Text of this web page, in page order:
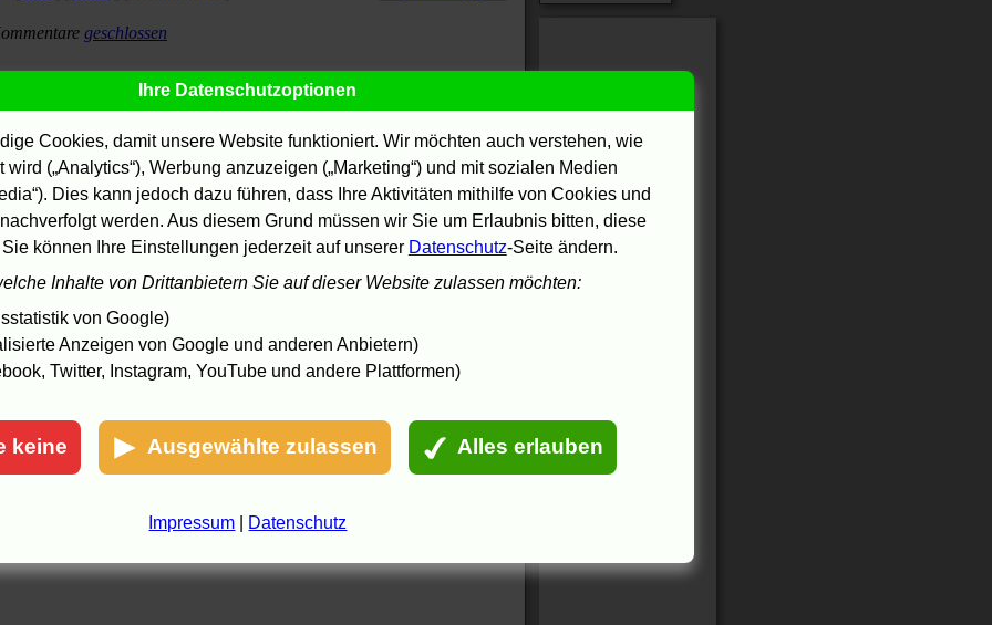
geschlossen
Ihre Datenschutzoptionen
Cookies, damit unsere Website funktioniert. Wir möchten auch verstehen, wie
(„Analytics“), Werbung anzuzeigen („Marketing“) und mit sozialen Medien
Dies kann jedoch dazu führen, dass Ihre Aktivitäten mithilfe von Cookies und
werden. Aus diesem Grund müssen wir Sie um Erlaubnis bitten, diese
können Ihre Einstellungen jederzeit auf unserer Datenschutz-Seite ändern.
Inhalte von Drittanbietern Sie auf dieser Website zulassen möchten:
von Google)
Anzeigen von Google und anderen Anbietern)
Twitter, Instagram, YouTube und andere Plattformen)
keine Ausgewählte zulassen Alles erlauben
Impressum Datenschutz